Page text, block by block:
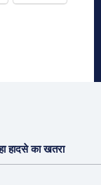
हादसे का खतरा